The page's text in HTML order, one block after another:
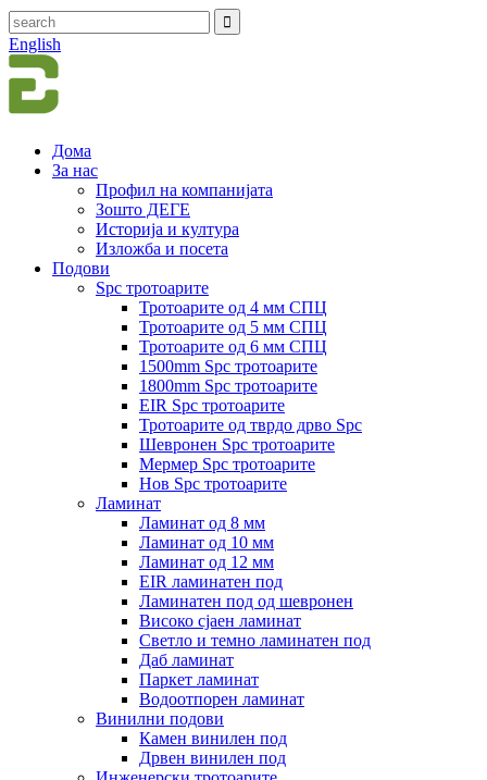
English
Дома
За нас
Профил на компанијата
Зошто ДЕГЕ
Историја и култура
Изложба и посета
Подови
Spc тротоарите
Тротоарите од 4 мм СПЦ
Тротоарите од 5 мм СПЦ
Тротоарите од 6 мм СПЦ
1500mm Spc тротоарите
1800mm Spc тротоарите
EIR Spc тротоарите
Тротоарите од тврдо дрво Spc
Шевронен Spc тротоарите
Мермер Spc тротоарите
Нов Spc тротоарите
Ламинат
Ламинат од 8 мм
Ламинат од 10 мм
Ламинат од 12 мм
EIR ламинатен под
Ламинатен под од шевронен
Високо сјаен ламинат
Светло и темно ламинатен под
Даб ламинат
Паркет ламинат
Водоотпорен ламинат
Винилни подови
Камен винилен под
Дрвен винилен под